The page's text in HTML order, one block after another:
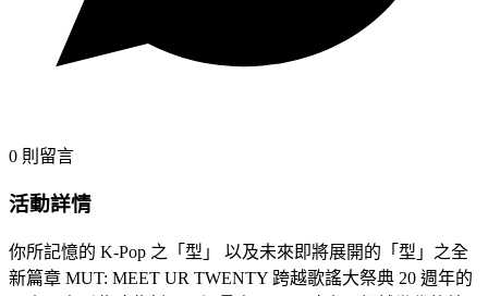
0 則留言
活動詳情
你所記憶的 K-Pop 之「型」 以及未來即將展開的「型」之全
新篇章 MUT: MEET UR TWENTY 跨越歌謠大祭典 20 週年的